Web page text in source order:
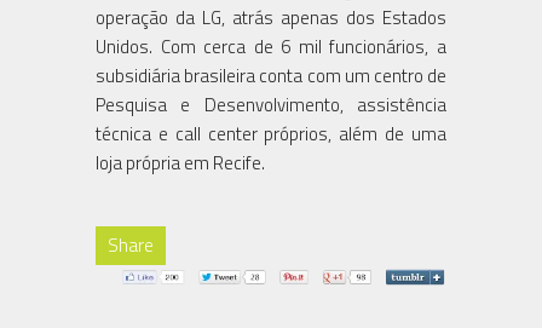
operação da LG, atrás apenas dos Estados
Unidos. Com cerca de 6 mil funcionários, a
subsidiária brasileira conta com um centro de
Pesquisa e Desenvolvimento, assistência
técnica e call center próprios, além de uma
loja própria em Recife.
Share